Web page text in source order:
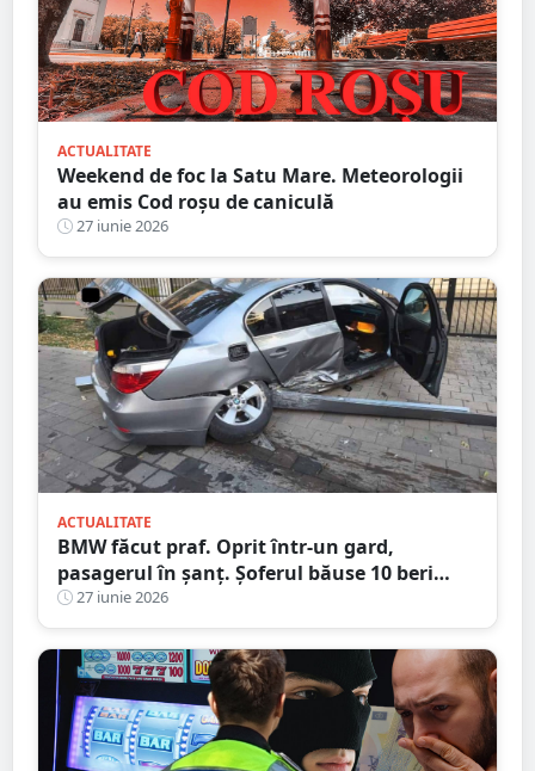
ACTUALITATE
Weekend de foc la Satu Mare. Meteorologii
au emis Cod roșu de caniculă
27 iunie 2026
ACTUALITATE
BMW făcut praf. Oprit într-un gard,
pasagerul în șanț. Șoferul băuse 10 beri
înainte să urce la volan
27 iunie 2026